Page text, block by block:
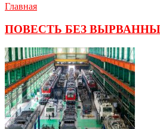
Главная
ПОВЕСТЬ БЕЗ